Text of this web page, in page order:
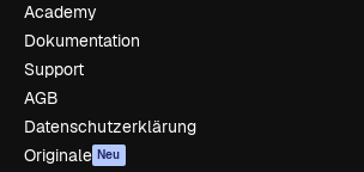
Academy
Dokumentation
Support
AGB
Datenschutzerklärung
Originale Neu